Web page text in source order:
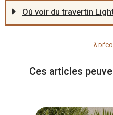
Où voir du travertin
À
Ces articles